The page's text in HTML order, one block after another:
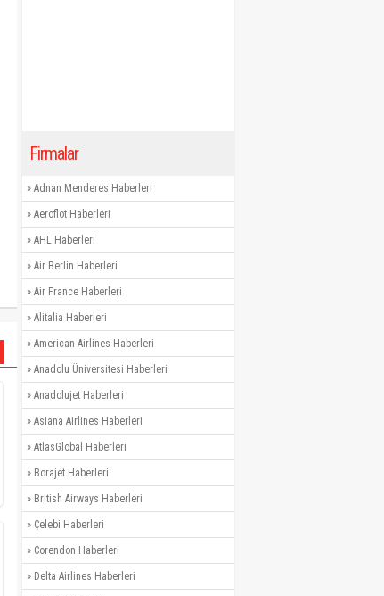
Firmalar
» Adnan Menderes Haberleri
» Aeroflot Haberleri
» AHL Haberleri
» Air Berlin Haberleri
» Air France Haberleri
» Alitalia Haberleri
» American Airlines Haberleri
» Anadolu Üniversitesi Haberleri
» Anadolujet Haberleri
» Asiana Airlines Haberleri
» AtlasGlobal Haberleri
» Borajet Haberleri
» British Airways Haberleri
» Çelebi Haberleri
» Corendon Haberleri
» Delta Airlines Haberleri